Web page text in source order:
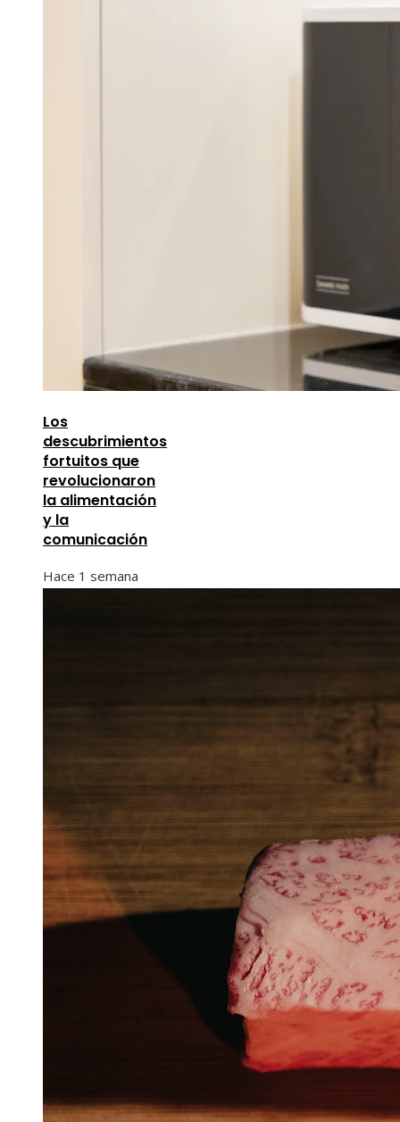
Los
descubrimientos
fortuitos que
revolucionaron
la alimentación
y la
comunicación
Hace 1 semana